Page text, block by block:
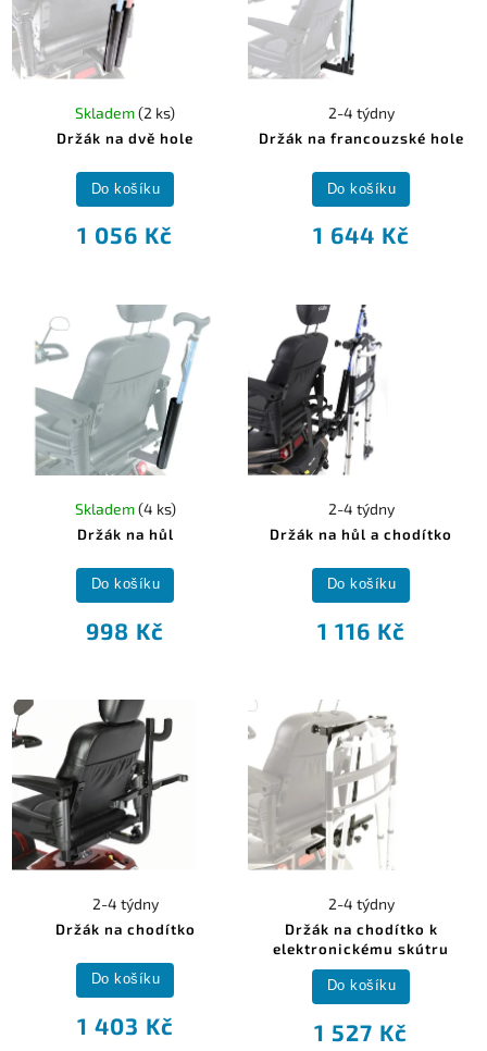
Držák na dvě hole
Skladem(2 ks)
1 056 Kč
Do košíku
Držák na francouzské hole
2-4 týdny
1 644 Kč
Do košíku
Držák na hůl
Skladem(4 ks)
998 Kč
Do košíku
Držák na hůl a chodítko
2-4 týdny
1 116 Kč
Do košíku
Držák na chodítko
2-4 týdny
1 403 Kč
Do košíku
Držák na chodítko k
elektronickému skútru
2-4 týdny
1 527 Kč
Do košíku